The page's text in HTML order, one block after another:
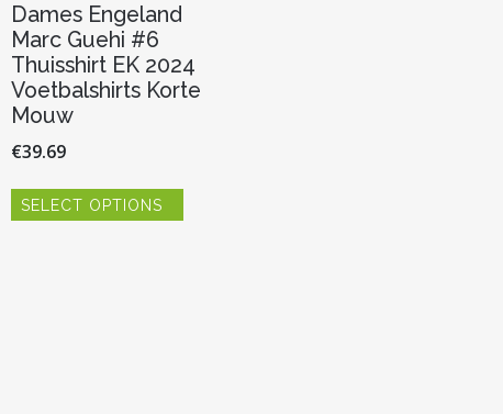
Dames Engeland
Marc Guehi #6
Thuisshirt EK 2024
Voetbalshirts Korte
Mouw
€39.69
SELECT OPTIONS